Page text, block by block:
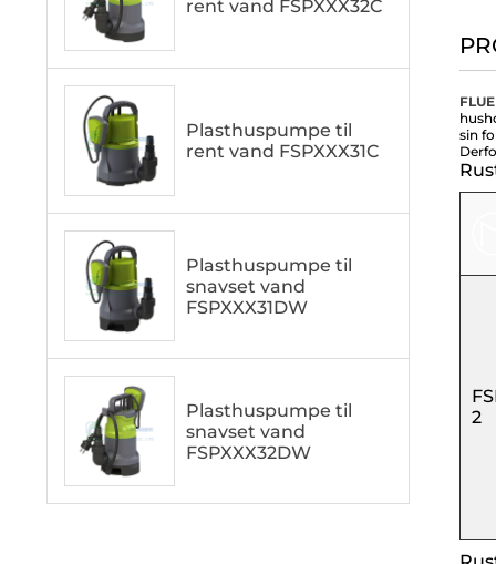
rent vand FSPXXX32C
Plasthuspumpe til
rent vand FSPXXX31C
Plasthuspumpe til
snavset vand
FSPXXX31DW
Plasthuspumpe til
snavset vand
FSPXXX32DW
sin
2